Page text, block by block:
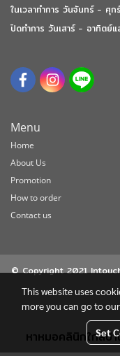
ในเวลาทำการ วันจันทร์ - ศุ
ปิดทำการ วันเสาร์ - อาทิตย์
Menu
Home
About Us
Promotion
How to order
Contact us
© Copyright 2021
หาหมอคลินิกใกล้บ้
This website uses
more you can go to our
Set